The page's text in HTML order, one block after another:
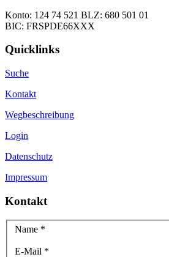
Konto: 124 74 521 BLZ: 680 501 01
BIC: FRSPDE66XXX
Quicklinks
Suche
Kontakt
Wegbeschreibung
Login
Datenschutz
Impressum
Kontakt
Name *
E-Mail *